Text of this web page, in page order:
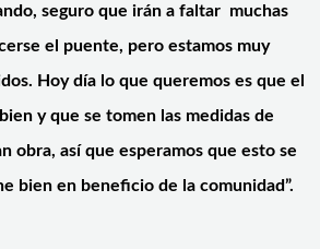
seguro que irán a faltar muchas
el puente, pero estamos muy
Hoy día lo que queremos es que el
y que se tomen las medidas de
obra, así que esperamos que esto se
bien en beneficio de la comunidad”.